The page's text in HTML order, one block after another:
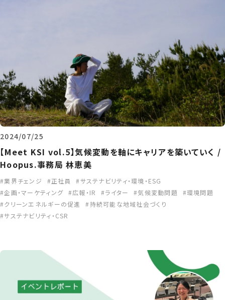
2024/07/25
【Meet KSI vol.5】気候変動を軸にキャリアを築いていく /
Hoopus.事務局 林恵美
業界チェンジ 正社員
サステナビリティ・環境・ESG
企画・マーケティング
広報・IR ライター 気候変動問題
環境問題
クリーンエネルギーの促進
持続可能な地域社会づくり
サステナビリティ・CSR